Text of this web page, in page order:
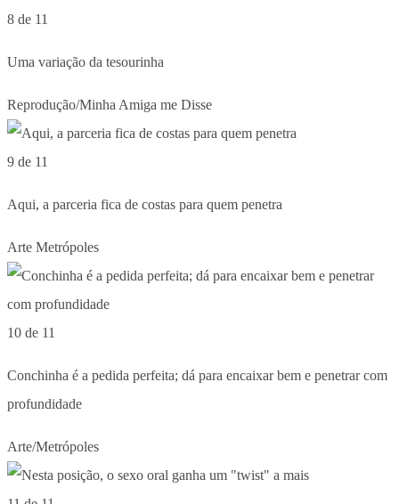
8 de 11
Uma variação da tesourinha
Reprodução/Minha Amiga me Disse
9 de 11
Aqui, a parceria fica de costas para quem penetra
Arte Metrópoles
10 de 11
Conchinha é a pedida perfeita; dá para encaixar bem e penetrar com
profundidade
Arte/Metrópoles